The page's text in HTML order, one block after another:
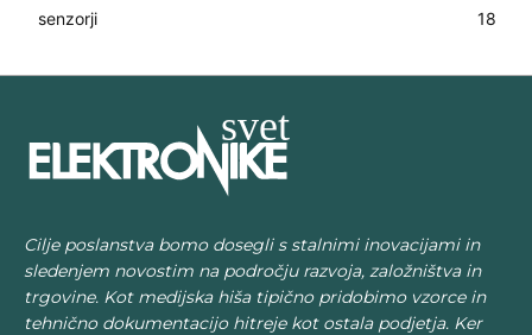
senzorji
18
Cilje poslanstva bomo dosegli s stalnimi inovacijami in
sledenjem novostim na področju razvoja, založništva in
trgovine. Kot medijska hiša tipično pridobimo vzorce in
tehnično dokumentacijo hitreje kot ostala podjetja. Ker